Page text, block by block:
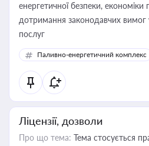
енергетичної безпеки, економіки
дотримання законодавчих вимог
послуг
Паливно-енергетичний комплекс
Ліцензії, дозволи
Про що тема: Тема стосується